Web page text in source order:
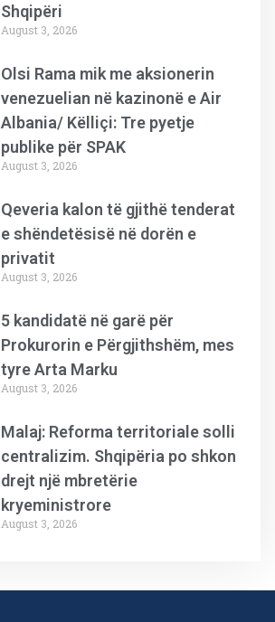
Shqipëri
August 3, 2026
Olsi Rama mik me aksionerin
venezuelian në kazinonë e Air
Albania/ Këlliçi: Tre pyetje
publike për SPAK
August 3, 2026
Qeveria kalon të gjithë tenderat
e shëndetësisë në dorën e
privatit
August 3, 2026
5 kandidatë në garë për
Prokurorin e Përgjithshëm, mes
tyre Arta Marku
August 3, 2026
Malaj: Reforma territoriale solli
centralizim. Shqipëria po shkon
drejt një mbretërie
kryeministrore
August 3, 2026